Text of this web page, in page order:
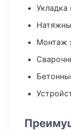
Укладка
Монтаж